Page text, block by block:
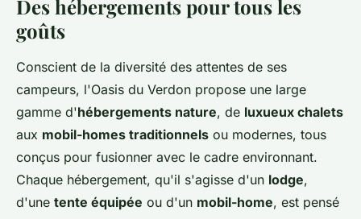
Des hébergements pour tous les
goûts
Conscient de la diversité des attentes de ses
campeurs, l'Oasis du Verdon propose une large
gamme d'hébergements nature, de luxueux chalets
aux mobil-homes traditionnels ou modernes, tous
conçus pour fusionner avec le cadre environnant.
Chaque hébergement, qu'il s'agisse d'un lodge,
d'une tente équipée ou d'un mobil-home, est pensé